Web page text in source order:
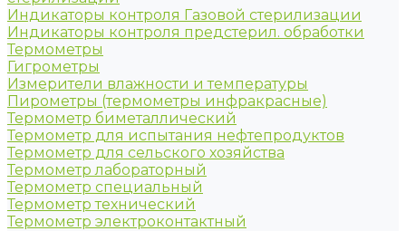
Индикаторы контроля Газовой стерилизации
Индикаторы контроля предстерил. обработки
Термометры
Гигрометры
Измерители влажности и температуры
Пирометры (термометры инфракрасные)
Термометр биметаллический
Термометр для испытания нефтепродуктов
Термометр для сельского хозяйства
Термометр лабораторный
Термометр специальный
Термометр технический
Термометр электроконтактный